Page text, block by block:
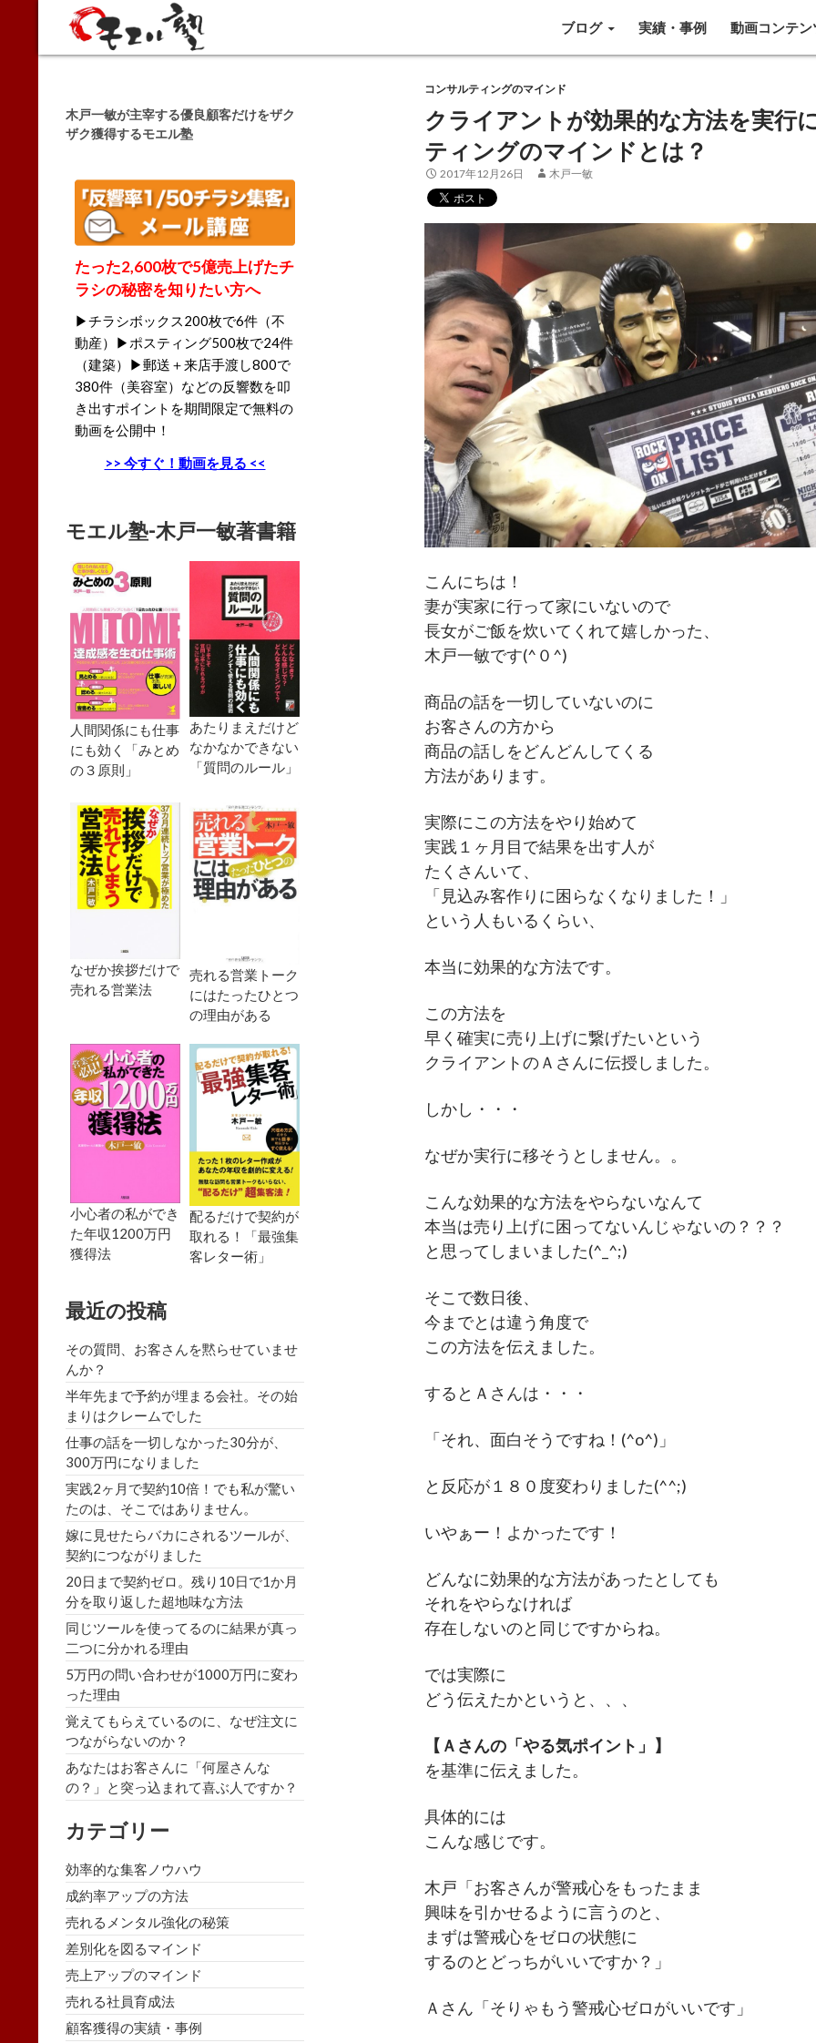
Search
ブログ
実績・事例 動画コンテン
コンサルティングのマインド
クライアントが効果的な方法を実行
ティングのマインドとは？
2017年12月26日 木戸一敏
こんにちは！
妻が実家に行って家にいないので
長女がご飯を炊いてくれて嬉しかった、
木戸一敏です(^０^)
商品の話を一切していないのに
お客さんの方から
商品の話しをどんどんしてくる
方法があります。
実際にこの方法をやり始めて
実践１ヶ月目で結果を出す人が
たくさんいて、
「見込み客作りに困らなくなりました！」
という人もいるくらい、
本当に効果的な方法です。
この方法を
早く確実に売り上げに繋げたいという
クライアントのＡさんに伝授しました。
しかし・・・
なぜか実行に移そうとしません。。
こんな効果的な方法をやらないなんて
本当は売り上げに困ってないんじゃないの？？？
と思ってしまいました(^_^;)
そこで数日後、
今までとは違う角度で
この方法を伝えました。
するとＡさんは・・・
「それ、面白そうですね！(^o^)」
と反応が１８０度変わりました(^^;)
いやぁー！よかったです！
どんなに効果的な方法があったとしても
それをやらなければ
存在しないのと同じですからね。
では実際に
どう伝えたかというと、、、
【Ａさんの「やる気ポイント」】
を基準に伝えました。
具体的には
こんな感じです。
木戸「お客さんが警戒心をもったまま
興味を引かせるように言うのと、
まずは警戒心をゼロの状態に
するのとどっちがいいですか？」
Ａさん「そりゃもう警戒心ゼロがいいです」
木戸一敏が主宰する優良顧客だけをザク
ザク獲得するモエル塾
たった2,600枚で5億売上げたチ
ラシの秘密を知りたい方へ
▶チラシボックス200枚で6件（不
動産）▶ポスティング500枚で24件
（建築）▶郵送＋来店手渡し800で
380件（美容室）などの反響数を叩
き出すポイントを期間限定で無料の
動画を公開中！
>> 今すぐ！動画を見る <<
モエル塾-木戸一敏著書籍
人間関係にも仕事
にも効く「みとめ
の３原則」
あたりまえだけど
なかなかできない
「質問のルール」
なぜか挨拶だけで
売れる営業法
売れる営業トーク
にはたったひとつ
の理由がある
小心者の私ができ
た年収1200万円
獲得法
配るだけで契約が
取れる！「最強集
客レター術」
最近の投稿
その質問、お客さんを黙らせていませ
んか？
半年先まで予約が埋まる会社。その始
まりはクレームでした
仕事の話を一切しなかった30分が、
300万円になりました
実践2ヶ月で契約10倍！でも私が驚い
たのは、そこではありません。
嫁に見せたらバカにされるツールが、
契約につながりました
20日まで契約ゼロ。残り10日で1か月
分を取り返した超地味な方法
同じツールを使ってるのに結果が真っ
二つに分かれる理由
5万円の問い合わせが1000万円に変わ
った理由
覚えてもらえているのに、なぜ注文に
つながらないのか？
あなたはお客さんに「何屋さんな
の？」と突っ込まれて喜ぶ人ですか？
カテゴリー
効率的な集客ノウハウ
成約率アップの方法
売れるメンタル強化の秘策
差別化を図るマインド
売上アップのマインド
売れる社員育成法
顧客獲得の実績・事例